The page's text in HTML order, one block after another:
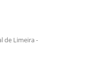
Venha fazer parte do time de